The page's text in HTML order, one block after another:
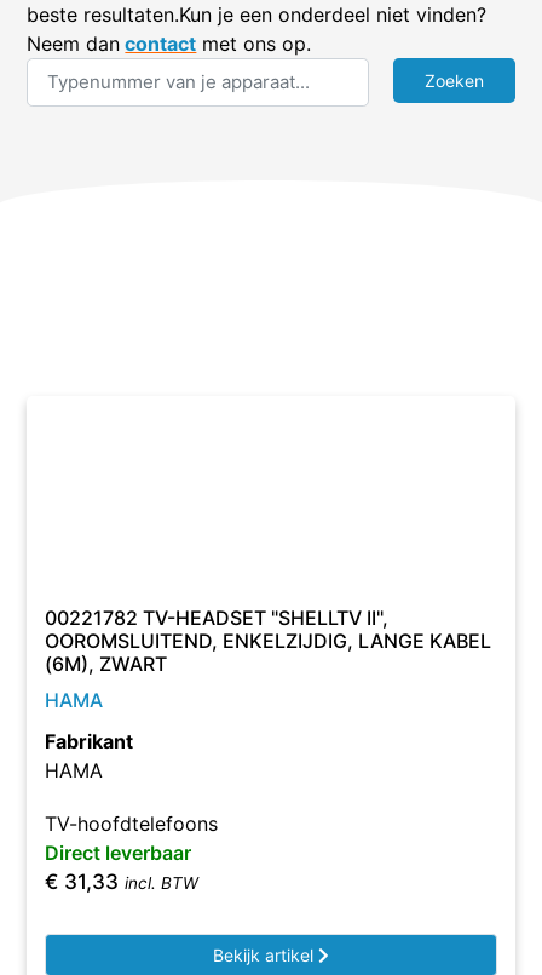
beste resultaten.Kun je een onderdeel niet vinden?
Neem dan contact met ons op.
00221782 TV-HEADSET "SHELLTV II",
OOROMSLUITEND, ENKELZIJDIG, LANGE KABEL
(6M), ZWART
HAMA
Fabrikant
HAMA
TV-hoofdtelefoons
Direct leverbaar
€ 31,33 incl. BTW
Bekijk artikel